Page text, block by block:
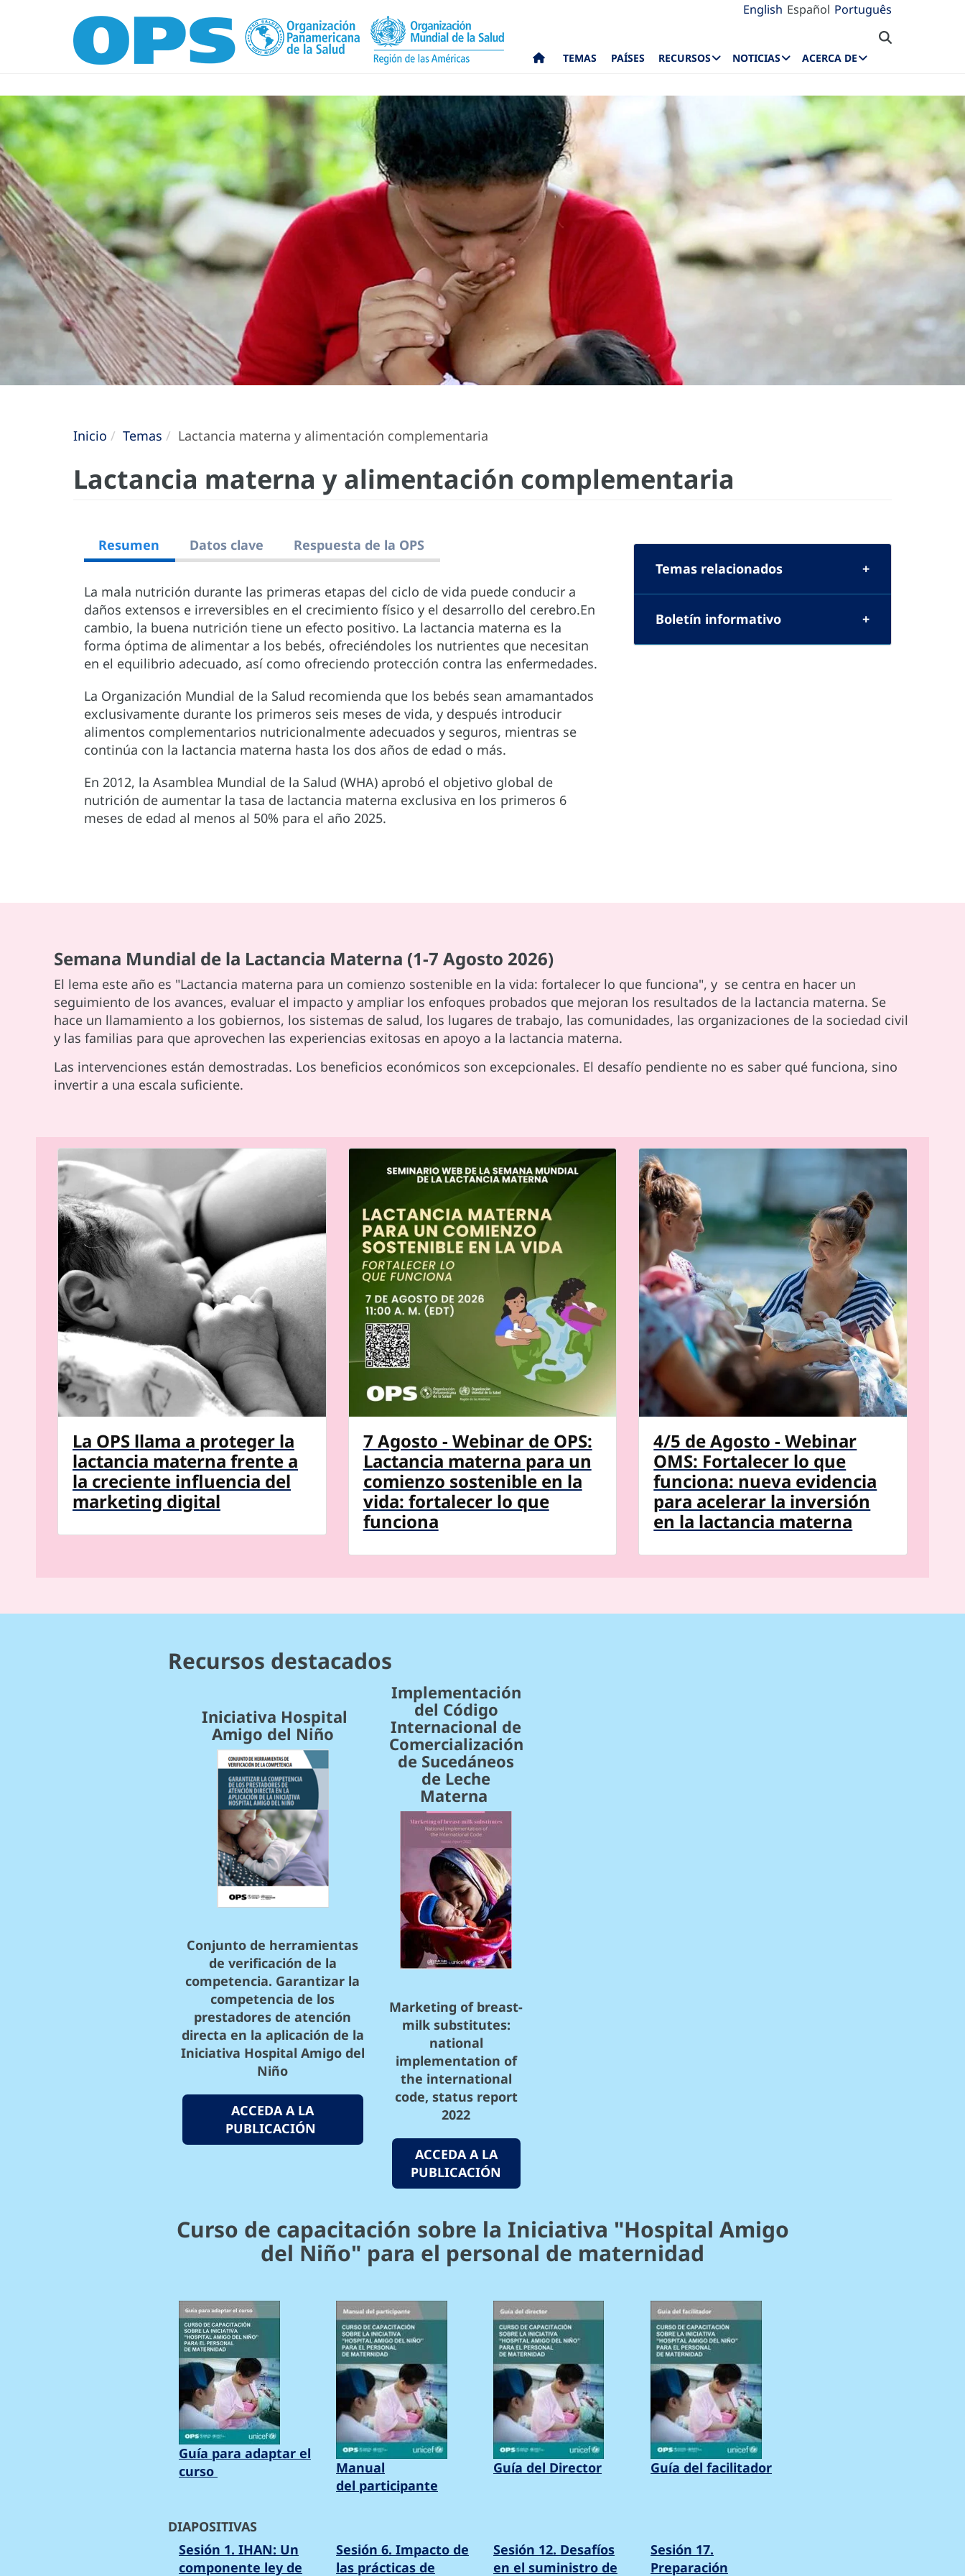
English Español Português
TEMAS PAÍSES RECURSOS NOTICIAS ACERCA DE
Inicio Temas Lactancia materna y alimentación complementaria
Lactancia materna y alimentación complementaria
Resumen Datos clave Respuesta de la OPS
La mala nutrición durante las primeras etapas del ciclo de vida puede conducir a
daños extensos e irreversibles en el crecimiento físico y el desarrollo del cerebro.En
cambio, la buena nutrición tiene un efecto positivo. La lactancia materna es la
forma óptima de alimentar a los bebés, ofreciéndoles los nutrientes que necesitan
en el equilibrio adecuado, así como ofreciendo protección contra las enfermedades.
La Organización Mundial de la Salud recomienda que los bebés sean amamantados
exclusivamente durante los primeros seis meses de vida, y después introducir
alimentos complementarios nutricionalmente adecuados y seguros, mientras se
continúa con la lactancia materna hasta los dos años de edad o más.
En 2012, la Asamblea Mundial de la Salud (WHA) aprobó el objetivo global de
nutrición de aumentar la tasa de lactancia materna exclusiva en los primeros 6
meses de edad al menos al 50% para el año 2025.
Temas relacionados
Boletín informativo
Semana Mundial de la Lactancia Materna (1-7 Agosto 2026)
El lema este año es "Lactancia materna para un comienzo sostenible en la vida: fortalecer lo que funciona", y se centra en hacer un
seguimiento de los avances, evaluar el impacto y ampliar los enfoques probados que mejoran los resultados de la lactancia materna. Se
hace un llamamiento a los gobiernos, los sistemas de salud, los lugares de trabajo, las comunidades, las organizaciones de la sociedad civil
y las familias para que aprovechen las experiencias exitosas en apoyo a la lactancia materna.
Las intervenciones están demostradas. Los beneficios económicos son excepcionales. El desafío pendiente no es saber qué funciona, sino
invertir a una escala suficiente.
La OPS llama a proteger la
lactancia materna frente a
la creciente influencia del
marketing digital
7 Agosto - Webinar de OPS:
Lactancia materna para un
comienzo sostenible en la
vida: fortalecer lo que
funciona
4/5 de Agosto - Webinar
OMS: Fortalecer lo que
funciona: nueva evidencia
para acelerar la inversión
en la lactancia materna
Recursos destacados
Iniciativa Hospital
Amigo del Niño
Conjunto de herramientas
de verificación de la
competencia. Garantizar la
competencia de los
prestadores de atención
directa en la aplicación de la
Iniciativa Hospital Amigo del
Niño
ACCEDA A LA
PUBLICACIÓN
Implementación
del Código
Internacional de
Comercialización
de Sucedáneos
de Leche
Materna
Marketing of breast-
milk substitutes:
national
implementation of
the international
code, status report
2022
ACCEDA A LA
PUBLICACIÓN
Curso de capacitación sobre la Iniciativa "Hospital Amigo
del Niño" para el personal de maternidad
Guía para adaptar el
curso
Manual
del participante
Guía del Director Guía del facilitador
DIAPOSITIVAS
Sesión 1. IHAN: Un
componente ley de
Sesión 6. Impacto de
las prácticas de
Sesión 12. Desafíos
en el suministro de
Sesión 17.
Preparación